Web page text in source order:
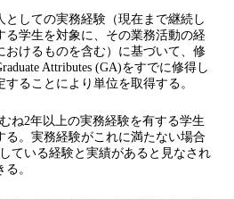
しての実務経験（現在まで継続し
る学生を対象に、その業務活動の経
おけるものを含む）に基づいて、修
Attributes (GA)をすでに修得し
ることにより単位を取得する。
ね2年以上の実務経験を有する学生
る。実務経験がこれに満たない場合
ている経験と実績があると見なされ
。